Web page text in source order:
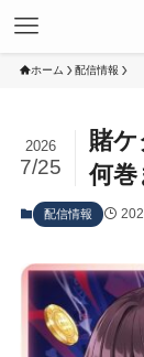
ホーム 配信情報
賭
何巻
2026
7/25
配信情報